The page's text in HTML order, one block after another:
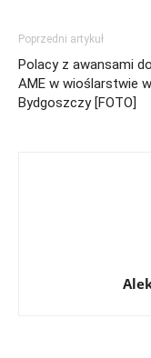
Poprzedni artykuł
Polacy z awansami
AME w wioślarstwie w
Bydgoszczy [FOTO]